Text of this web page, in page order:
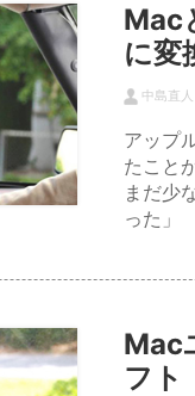
Mac
に変
中島直人
アップ
たこと
まだ少
った」
Mac
フト